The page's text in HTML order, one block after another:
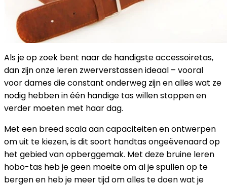
Als je op zoek bent naar de handigste accessoiretas,
dan zijn onze leren zwerverstassen ideaal – vooral
voor dames die constant onderweg zijn en alles wat ze
nodig hebben in één handige tas willen stoppen en
verder moeten met haar dag.
Met een breed scala aan capaciteiten en ontwerpen
om uit te kiezen, is dit soort handtas ongeëvenaard op
het gebied van opberggemak. Met deze bruine leren
hobo-tas heb je geen moeite om al je spullen op te
bergen en heb je meer tijd om alles te doen wat je